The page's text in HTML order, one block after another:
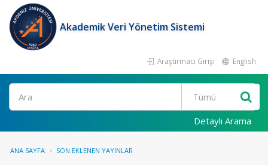
Akademik Veri Yönetim Sistemi
Araştırmacı Girişi English
Ara
Detaylı Arama
ANA SAYFA SON EKLENEN YAYINLAR